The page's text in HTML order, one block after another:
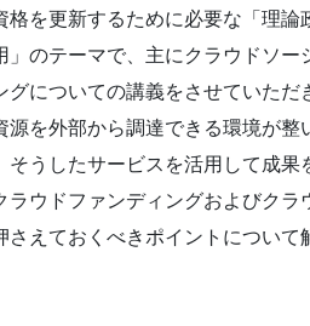
格を更新するために必要な「理
」のテーマで、主にクラウドソ
グについての講義をさせていた
源を外部から調達できる環境が
そうしたサービスを活用して成
ラウドファンディングおよびク
えておくべきポイントについて